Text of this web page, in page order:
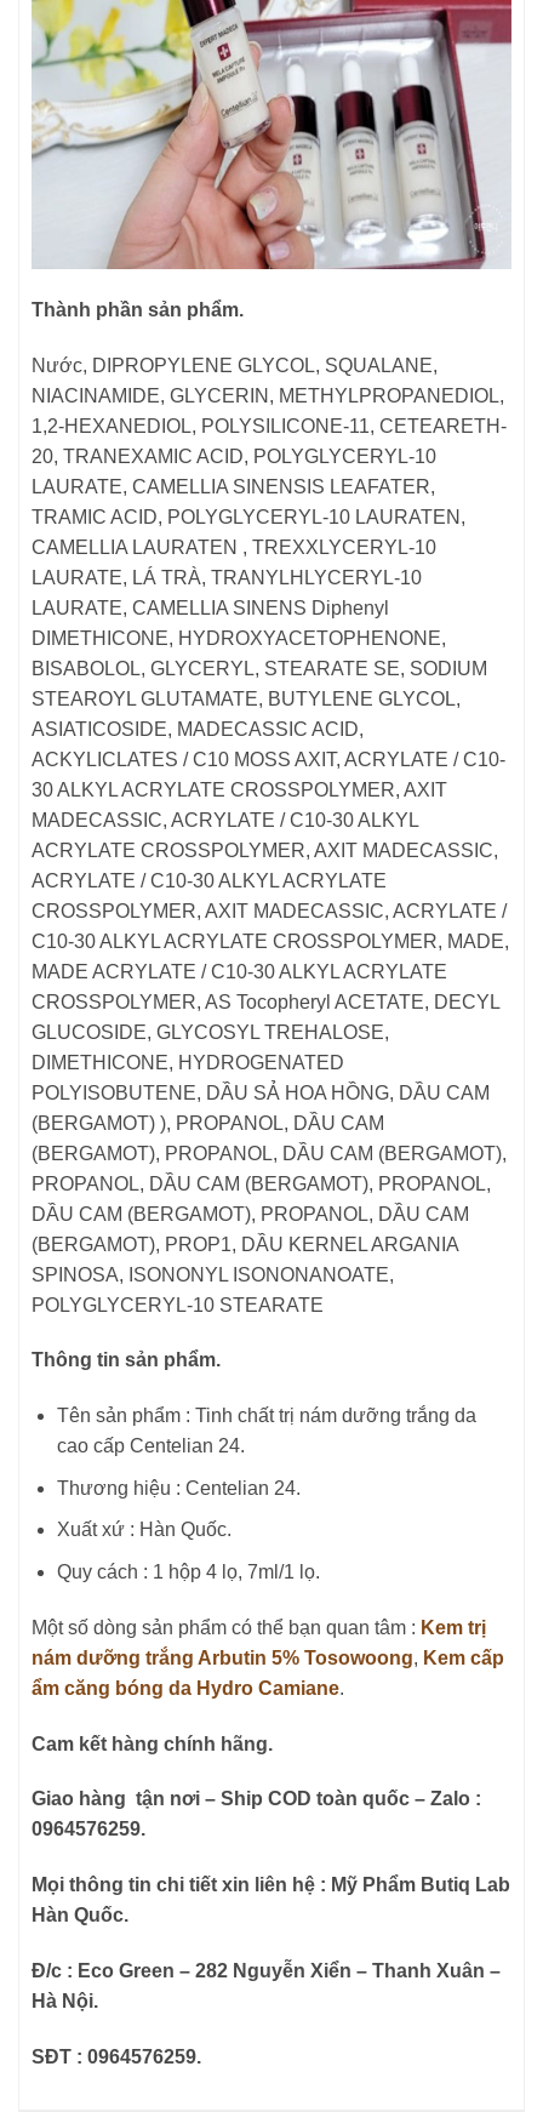
Thành phần sản phẩm.
Nước, DIPROPYLENE GLYCOL, SQUALANE,
NIACINAMIDE, GLYCERIN, METHYLPROPANEDIOL,
1,2-HEXANEDIOL, POLYSILICONE-11, CETEARETH-
20, TRANEXAMIC ACID, POLYGLYCERYL-10
LAURATE, CAMELLIA SINENSIS LEAFATER,
TRAMIC ACID, POLYGLYCERYL-10 LAURATEN,
CAMELLIA LAURATEN , TREXXLYCERYL-10
LAURATE, LÁ TRÀ, TRANYLHLYCERYL-10
LAURATE, CAMELLIA SINENS Diphenyl
DIMETHICONE, HYDROXYACETOPHENONE,
BISABOLOL, GLYCERYL, STEARATE SE, SODIUM
STEAROYL GLUTAMATE, BUTYLENE GLYCOL,
ASIATICOSIDE, MADECASSIC ACID,
ACKYLICLATES / C10 MOSS AXIT, ACRYLATE / C10-
30 ALKYL ACRYLATE CROSSPOLYMER, AXIT
MADECASSIC, ACRYLATE / C10-30 ALKYL
ACRYLATE CROSSPOLYMER, AXIT MADECASSIC,
ACRYLATE / C10-30 ALKYL ACRYLATE
CROSSPOLYMER, AXIT MADECASSIC, ACRYLATE /
C10-30 ALKYL ACRYLATE CROSSPOLYMER, MADE,
MADE ACRYLATE / C10-30 ALKYL ACRYLATE
CROSSPOLYMER, AS Tocopheryl ACETATE, DECYL
GLUCOSIDE, GLYCOSYL TREHALOSE,
DIMETHICONE, HYDROGENATED
POLYISOBUTENE, DẦU SẢ HOA HỒNG, DẦU CAM
(BERGAMOT) ), PROPANOL, DẦU CAM
(BERGAMOT), PROPANOL, DẦU CAM (BERGAMOT),
PROPANOL, DẦU CAM (BERGAMOT), PROPANOL,
DẦU CAM (BERGAMOT), PROPANOL, DẦU CAM
(BERGAMOT), PROP1, DẦU KERNEL ARGANIA
SPINOSA, ISONONYL ISONONANOATE,
POLYGLYCERYL-10 STEARATE
Thông tin sản phẩm.
Tên sản phẩm : Tinh chất trị nám dưỡng trắng da
cao cấp Centelian 24.
Thương hiệu : Centelian 24.
Xuất xứ : Hàn Quốc.
Quy cách : 1 hộp 4 lọ, 7ml/1 lọ.
Một số dòng sản phẩm có thể bạn quan tâm : Kem trị
nám dưỡng trắng Arbutin 5% Tosowoong, Kem cấp
ẩm căng bóng da Hydro Camiane.
Cam kết hàng chính hãng.
Giao hàng tận nơi – Ship COD toàn quốc – Zalo :
0964576259.
Mọi thông tin chi tiết xin liên hệ : Mỹ Phẩm Butiq Lab
Hàn Quốc.
Đ/c : Eco Green – 282 Nguyễn Xiển – Thanh Xuân –
Hà Nội.
SĐT : 0964576259.